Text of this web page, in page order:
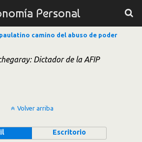
Personal
camino del abuso de poder
Dictador de la AFIP
Volver arriba
Escritorio